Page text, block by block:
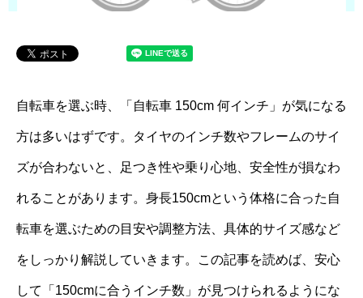
自転車を選ぶ時、「自転車 150cm 何インチ」が気になる
方は多いはずです。タイヤのインチ数やフレームのサイ
ズが合わないと、足つき性や乗り心地、安全性が損なわ
れることがあります。身長150cmという体格に合った自
転車を選ぶための目安や調整方法、具体的サイズ感など
をしっかり解説していきます。この記事を読めば、安心
して「150cmに合うインチ数」が見つけられるようにな